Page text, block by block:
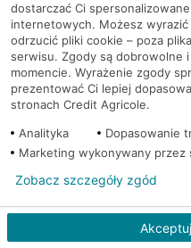
Regulamin serwisu
Mapa serwisu
PolitykaCookies
© 2026 Credit Agricole Bank
dostarczać Ci
internetowych. Możesz
odrzucić pliki cookie – poza
serwisu. Zgody są dobrowolne
momencie. Wyrażenie zgody
prezentować Ci lepiej
stronach Credit Agricole.
Analityka
Dopasowanie
Marketing wykonywany przez
Zobacz szczegóły zgód